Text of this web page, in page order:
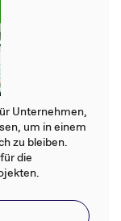
Unternehmen,
um in einem
zu bleiben.
die